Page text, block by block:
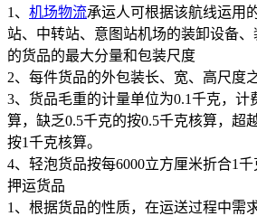
1、 机场物流承运人可根据该航线运用
站、中转站、意图站机场的装卸设备
的货品的最大分量和包装尺度
2、每件货品的外包装长、宽、高尺度
3、货品毛重的计量单位为0.1千克，计
算，缺乏0.5千克的按0.5千克核算，超
按1千克核算。
4、轻泡货品按每6000立方厘米折合1千
押运货品
1、根据货品的性质，在运送过程中需